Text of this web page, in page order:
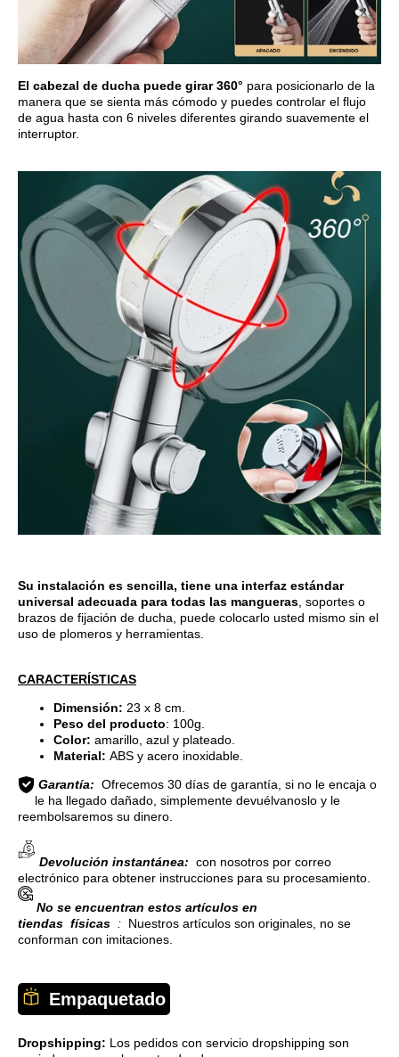
El cabezal de ducha puede girar 360° para posicionarlo de la
manera que se sienta más cómodo y puedes controlar el flujo
de agua hasta con 6 niveles diferentes girando suavemente el
interruptor.
Su instalación es sencilla, tiene una interfaz estándar
universal adecuada para todas las mangueras , soportes o
brazos de fijación de ducha, puede colocarlo usted mismo sin el
uso de plomeros y herramientas.
CARACTERÍSTICAS
Dimensión: 23 x 8 cm
Peso del producto: ‎ 100g.
Color: amarillo, azul y plateado.
Material: ABS y acero inoxidable.
Garantía: Ofrecemos 30 días de garantía, si no le encaja o
le ha llegado dañado, simplemente devuélvanoslo y le
reembolsaremos su dinero.
Devolución instantánea: con nosotros por correo
electrónico para obtener instrucciones para su procesamiento.
No se encuentran estos artículos en
tiendas físicas : Nuestros artículos son originales, no se
conforman con imitaciones.
Empaquetado
Dropshipping: Los pedidos con servicio dropshipping son